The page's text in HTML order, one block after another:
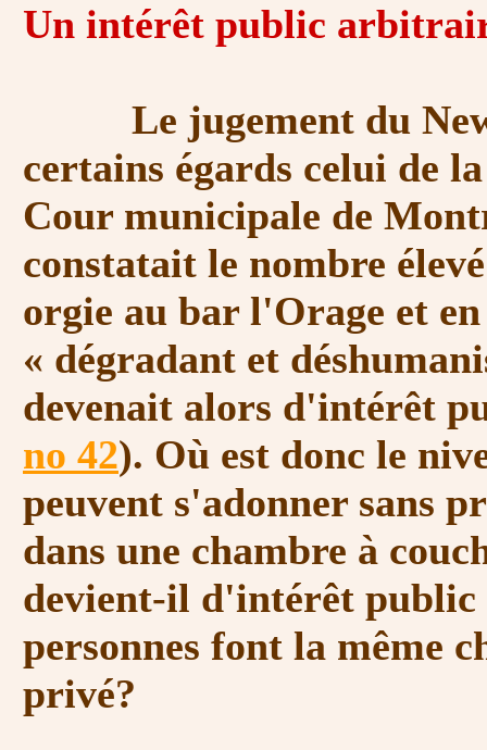
Un intérêt public
Le jugement du New
certains égards celui de
Cour municipale de
constatait le nombre
orgie au bar l'Orage et
« dégradant et
devenait alors d'intérêt
no 42). Où est donc le
peuvent s'adonner sans
dans une chambre à
devient-il d'intérêt public
personnes font la même
privé?